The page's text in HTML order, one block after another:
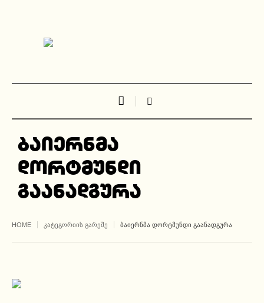
ბაიერნმა
დორტმუნდი
გაანადგურა
HOME ᲙᲐᲢᲔᲒᲝᲠᲘᲘᲡ ᲒᲐᲠᲔᲨᲔ ᲑᲐᲘᲔᲠᲜᲛᲐ ᲓᲝᲠᲢᲛᲣᲜᲓᲘ ᲒᲐᲐᲜᲐᲓᲒᲣᲠᲐ